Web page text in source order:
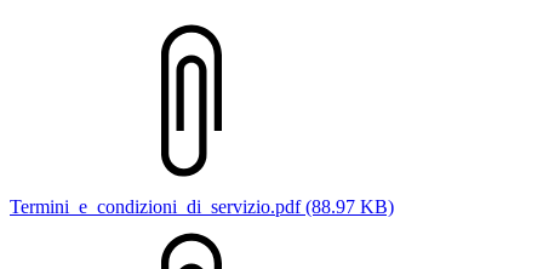
Termini_e_condizioni_di_servizio.pdf (88.97 KB)